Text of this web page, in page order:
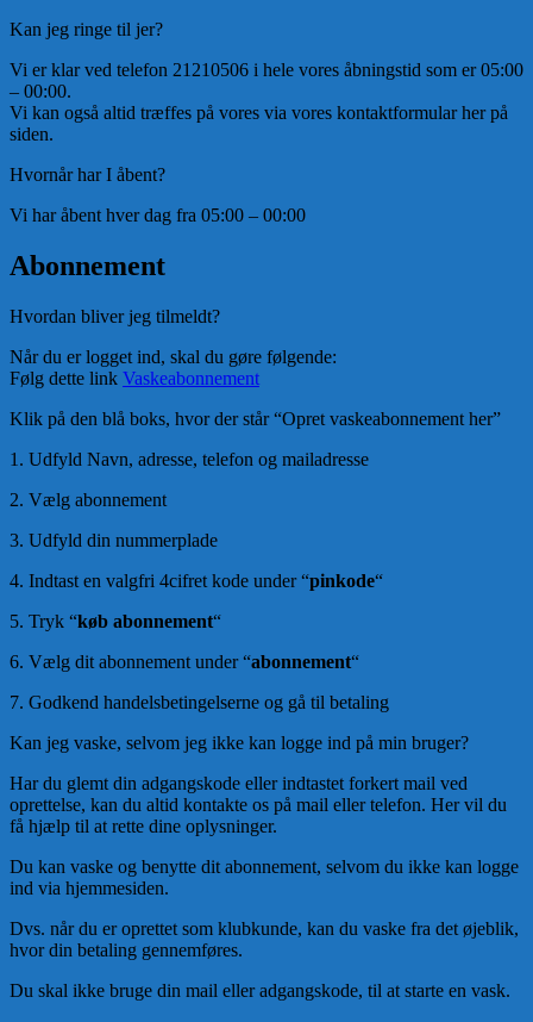
Kan jeg ringe til jer?
Vi er klar ved telefon 21210506 i hele vores åbningstid som er 05:00
– 00:00.
Vi kan også altid træffes på vores via vores kontaktformular her på
siden.
Hvornår har I åbent?
Vi har åbent hver dag fra 05:00 – 00:00
Abonnement
Hvordan bliver jeg tilmeldt?
Når du er logget ind, skal du gøre følgende:
Følg dette link Vaskeabonnement
Klik på den blå boks, hvor der står “Opret vaskeabonnement her”
1. Udfyld Navn, adresse, telefon og mailadresse
2. Vælg abonnement
3. Udfyld din nummerplade
4. Indtast en valgfri 4cifret kode under “pinkode“
5. Tryk “køb abonnement“
6. Vælg dit abonnement under “abonnement“
7. Godkend handelsbetingelserne og gå til betaling
Kan jeg vaske, selvom jeg ikke kan logge ind på min bruger?
Har du glemt din adgangskode eller indtastet forkert mail ved
oprettelse, kan du altid kontakte os på mail eller telefon. Her vil du
få hjælp til at rette dine oplysninger.
Du kan vaske og benytte dit abonnement, selvom du ikke kan logge
ind via hjemmesiden.
Dvs. når du er oprettet som klubkunde, kan du vaske fra det øjeblik,
hvor din betaling gennemføres.
Du skal ikke bruge din mail eller adgangskode, til at starte en vask.